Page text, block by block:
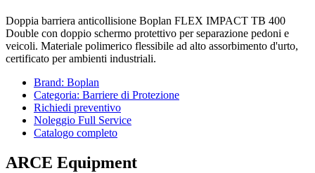
Doppia barriera anticollisione Boplan FLEX IMPACT TB 400
Double con doppio schermo protettivo per separazione pedoni e
veicoli. Materiale polimerico flessibile ad alto assorbimento d'urto,
certificato per ambienti industriali.
Brand: Boplan
Categoria: Barriere di Protezione
Richiedi preventivo
Noleggio Full Service
Catalogo completo
ARCE Equipment